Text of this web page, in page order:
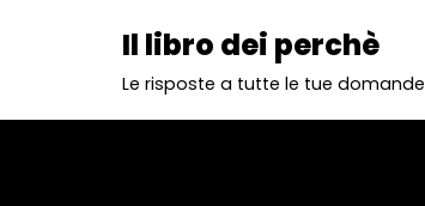
Il libro dei perchè
Le risposte a tutte le tue domande